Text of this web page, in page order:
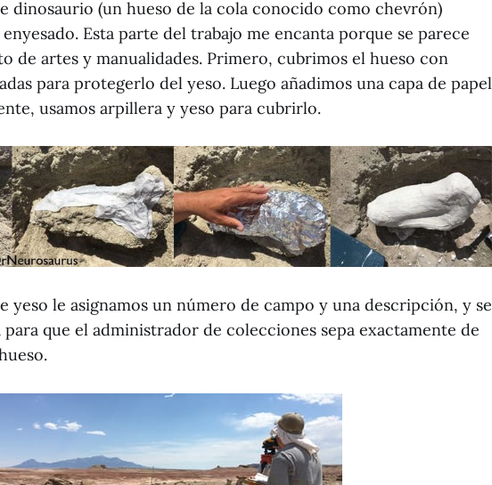
dinosaurio (un hueso de la cola conocido como chevrón)
Esta parte del trabajo me encanta porque se parece
de artes y manualidades. Primero, cubrimos el hueso con
para protegerlo del yeso. Luego añadimos una capa de papel
usamos arpillera y yeso para cubrirlo.
yeso le asignamos un número de campo y una descripción, y se
para que el administrador de colecciones sepa exactamente de